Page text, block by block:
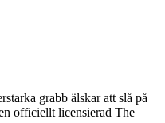
grabb älskar att slå på
officiellt licensierad The